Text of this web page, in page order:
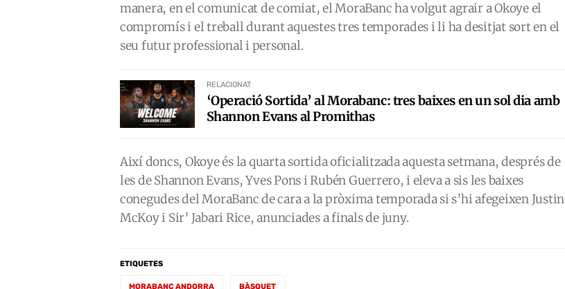
manera, en el comunicat de comiat, el MoraBanc ha volgut agrair a Okoye el
compromís i el treball durant aquestes tres temporades i li ha desitjat sort en el
seu futur professional i personal.
RELACIONAT
‘Operació Sortida’ al Morabanc: tres baixes en un sol dia amb
Shannon Evans al Promithas
Així doncs, Okoye és la quarta sortida oficialitzada aquesta setmana, després de
les de Shannon Evans, Yves Pons i Rubén Guerrero, i eleva a sis les baixes
conegudes del MoraBanc de cara a la pròxima temporada si s’hi afegeixen Justin
McKoy i Sir’ Jabari Rice, anunciades a finals de juny.
ETIQUETES
MORABANC ANDORRA BÀSQUET